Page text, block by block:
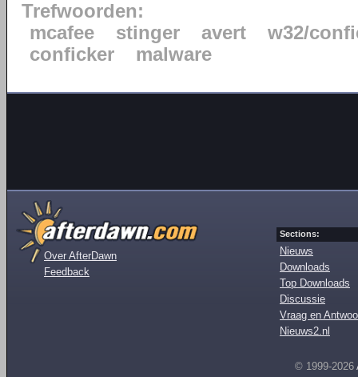
Trefwoorden:
mcafee
stinger avert
w32/
conficker
malware
Over AfterDawn
Feedback
Sections:
Nieuws
Downloads
Top Downloads
Discussie
Vraag en
Nieuws2.nl
© 1999-2026